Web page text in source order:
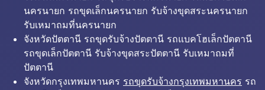
นครนายก รถขุดเล็กนครนายก รับจ้างขุดสระนครนายก
รับเหมาถมที่นครนายก
จังหวัดปัตตานี รถขุดรับจ้างปัตตานี รถแบคโฮเล็กปัตตานี
รถขุดเล็กปัตตานี รับจ้างขุดสระปัตตานี รับเหมาถมที่
ปัตตานี
จังหวัดกรุงเทพมหานคร รถขุดรับจ้างกรุงเทพมหานคร รถ